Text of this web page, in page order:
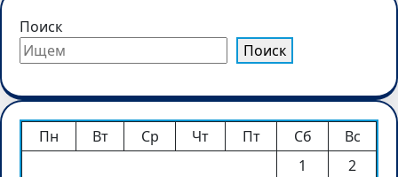
Поиск
Поиск
Пн Вт Ср Чт Пт Сб
Вс
1
2